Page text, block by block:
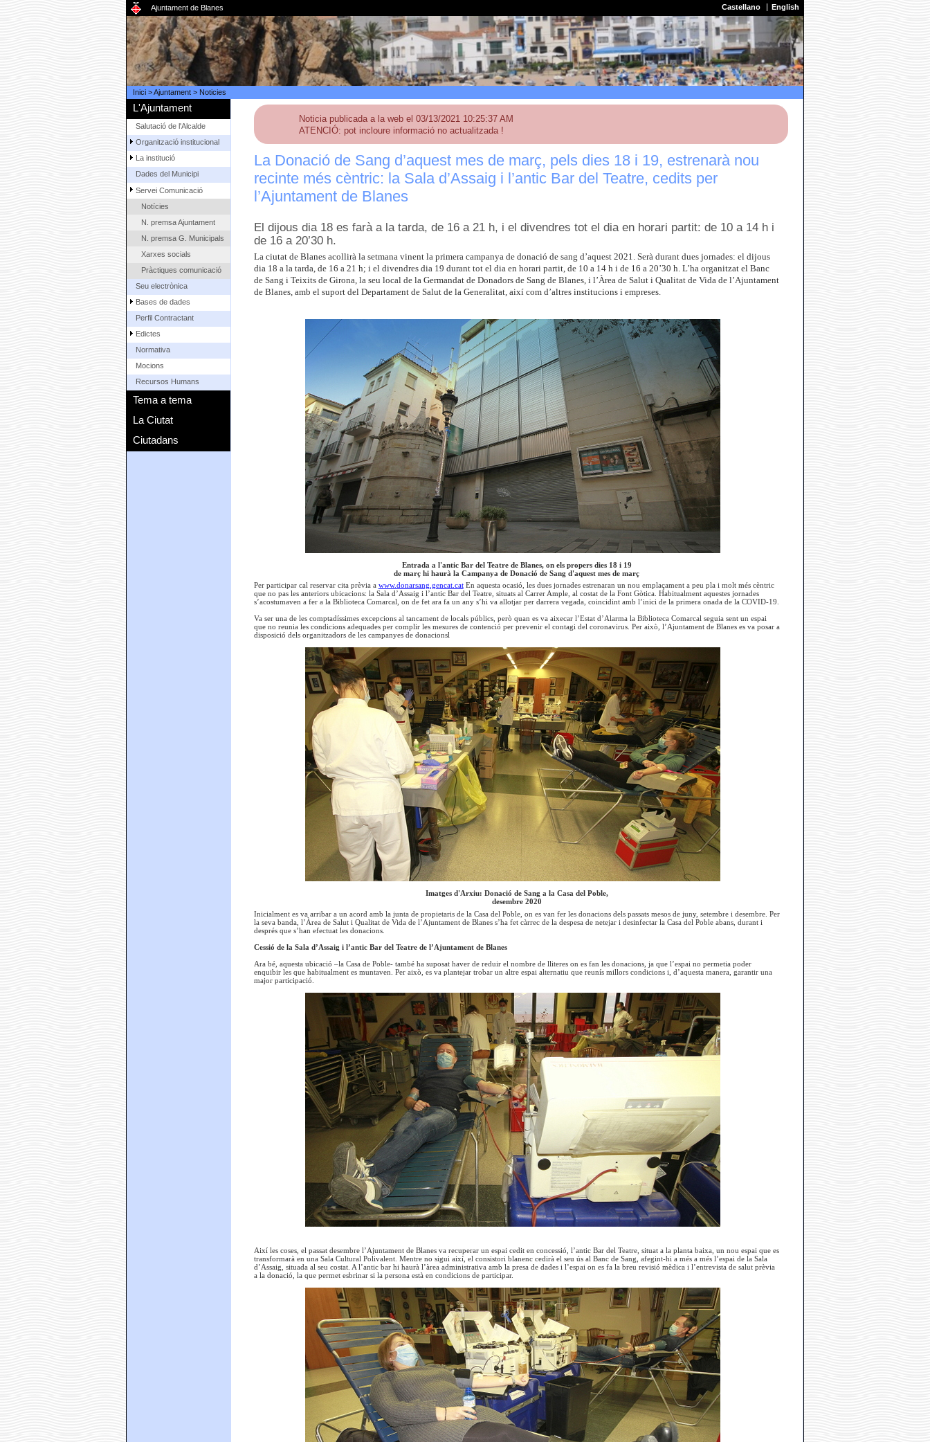
Ajuntament de Blanes Castellano English
Inici>Ajuntament> Noticies
L'Ajuntament
Salutació de l'Alcalde
Organització institucional
La institució
Dades del Municipi
Servei Comunicació
Notícies
N. premsa Ajuntament
N. premsa G. Municipals
Xarxes socials
Pràctiques comunicació
Seu electrònica
Bases de dades
Perfil Contractant
Edictes
Normativa
Mocions
Recursos Humans
Tema a tema
La Ciutat
Ciutadans
Noticia publicada a la web el 03/13/2021 10:25:37 AM
ATENCIÓ: pot incloure informació no actualitzada !
La Donació de Sang d’aquest mes de març, pels dies 18 i 19, estrenarà nou
recinte més cèntric: la Sala d’Assaig i l’antic Bar del Teatre, cedits per
l’Ajuntament de Blanes
El dijous dia 18 es farà a la tarda, de 16 a 21 h, i el divendres tot el dia en horari partit: de 10 a 14 h i
de 16 a 20’30 h.
La ciutat de Blanes acollirà la setmana vinent la primera campanya de donació de sang d’aquest 2021. Serà durant dues jornades: el dijous
dia 18 a la tarda, de 16 a 21 h; i el divendres dia 19 durant tot el dia en horari partit, de 10 a 14 h i de 16 a 20’30 h. L’ha organitzat el Banc
de Sang i Teixits de Girona, la seu local de la Germandat de Donadors de Sang de Blanes, i l’Àrea de Salut i Qualitat de Vida de l’Ajuntament
de Blanes, amb el suport del Departament de Salut de la Generalitat, així com d’altres institucions i empreses.
Entrada a l'antic Bar del Teatre de Blanes, on els propers dies 18 i 19
de març hi haurà la Campanya de Donació de Sang d'aquest mes de març
Per participar cal reservar cita prèvia a www.donarsang.gencat.catEn aquesta ocasió, les dues jornades estrenaran un nou emplaçament a peu pla i molt més cèntric
que no pas les anteriors ubicacions: la Sala d’Assaig i l’antic Bar del Teatre, situats al Carrer Ample, al costat de la Font Gòtica. Habitualment aquestes jornades
s’acostumaven a fer a la Biblioteca Comarcal, on de fet ara fa un any s’hi va allotjar per darrera vegada, coincidint amb l’inici de la primera onada de la COVID-19.
Va ser una de les comptadíssimes excepcions al tancament de locals públics, però quan es va aixecar l’Estat d’Alarma la Biblioteca Comarcal seguia sent un espai
que no reunia les condicions adequades per complir les mesures de contenció per prevenir el contagi del coronavirus. Per això, l’Ajuntament de Blanes es va posar a
disposició dels organitzadors de les campanyes de donacionsl
Imatges d'Arxiu: Donació de Sang a la Casa del Poble,
desembre 2020
Inicialment es va arribar a un acord amb la junta de propietaris de la Casa del Poble, on es van fer les donacions dels passats mesos de juny, setembre i desembre. Per
la seva banda, l’Àrea de Salut i Qualitat de Vida de l’Ajuntament de Blanes s’ha fet càrrec de la despesa de netejar i desinfectar la Casa del Poble abans, durant i
després que s’han efectuat les donacions.
Cessió de la Sala d’Assaig i l’antic Bar del Teatre de l’Ajuntament de Blanes
Ara bé, aquesta ubicació –la Casa de Poble- també ha suposat haver de reduir el nombre de lliteres on es fan les donacions, ja que l’espai no permetia poder
enquibir les que habitualment es muntaven. Per això, es va plantejar trobar un altre espai alternatiu que reunís millors condicions i, d’aquesta manera, garantir una
major participació.
Així les coses, el passat desembre l’Ajuntament de Blanes va recuperar un espai cedit en concessió, l’antic Bar del Teatre, situat a la planta baixa, un nou espai que es
transformarà en una Sala Cultural Polivalent. Mentre no sigui així, el consistori blanenc cedirà el seu ús al Banc de Sang, afegint-hi a més a més l’espai de la Sala
d’Assaig, situada al seu costat. A l’antic bar hi haurà l’àrea administrativa amb la presa de dades i l’espai on es fa la breu revisió mèdica i l’entrevista de salut prèvia
a la donació, la que permet esbrinar si la persona està en condicions de participar.